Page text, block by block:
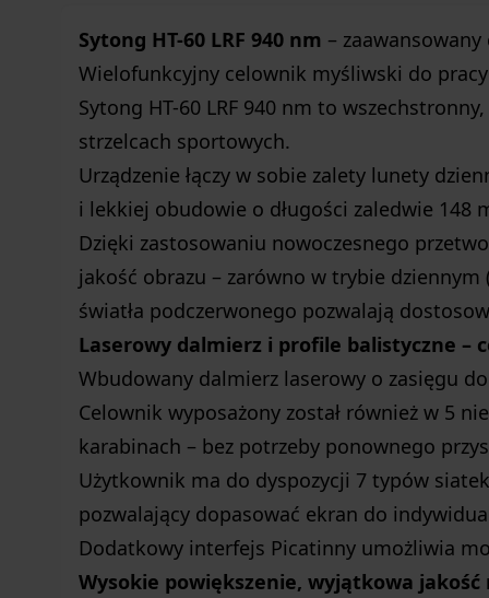
Sytong HT-60 LRF 940 nm –
Wielofunkcyjny celownik myśliwski do
Sytong HT-60 LRF 940 nm to
strzelcach sportowych.
Urządzenie łączy w sobie zalety lunety
i lekkiej obudowie o długości zaledwie 148
Dzięki zastosowaniu nowoczesnego
jakość obrazu – zarówno w trybie
światła podczerwonego pozwalają
Laserowy dalmierz i profile balistyczne –
Wbudowany dalmierz laserowy o zasięgu
Celownik wyposażony został również w 5
karabinach – bez potrzeby ponownego
Użytkownik ma do dyspozycji 7 typów
pozwalający dopasować ekran do
Dodatkowy interfejs Picatinny umożliwia
Wysokie powiększenie, wyjątkowa